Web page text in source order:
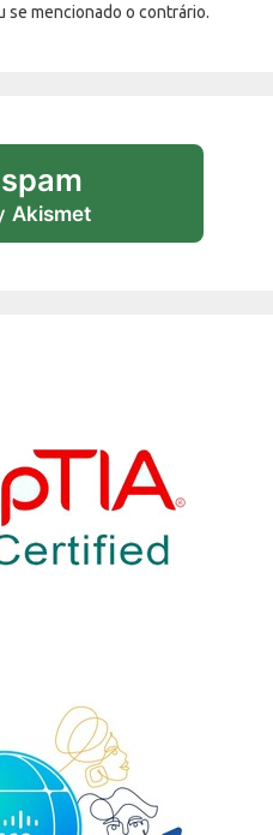
mencionado o contrário.
Akismet